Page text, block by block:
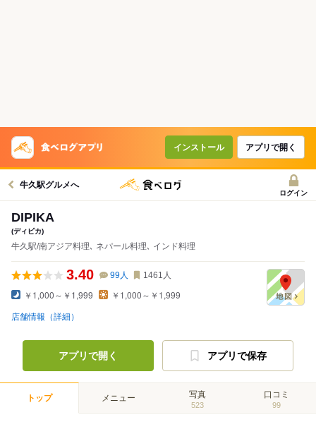
インストール アプリで開く
牛久駅グルメへ
ログイン
DIPIKA
(ディピカ)
牛久駅/南アジア料理､ ネパール料理､ インド料理
3.40 99人 1461 人
￥1,000～￥1,999 ￥1,000～￥1,999
店舗情報（詳細）
アプリで開く アプリで保存
トップ メニュー 写真
523
口コミ
99